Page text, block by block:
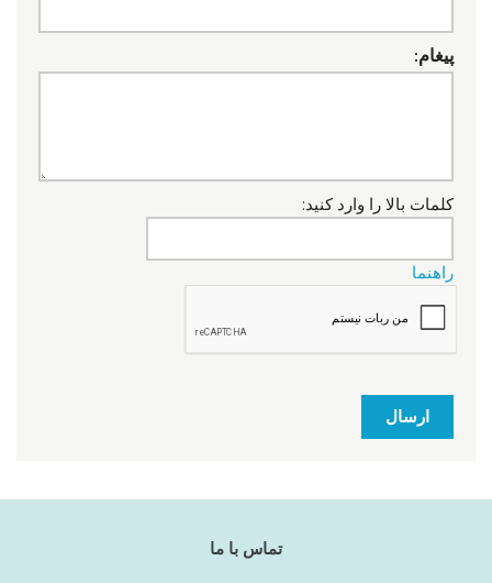
پیغام:
کلمات بالا را وارد کنید:
راهنما
ارسال
تماس با ما